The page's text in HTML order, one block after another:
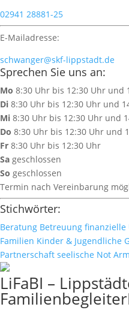
02941 28881-25
E-Mailadresse:
schwanger@skf-lippstadt.de
Sprechen Sie uns an:
Mo 8:30 Uhr bis 12:30 Uhr und
Di 8:30 Uhr bis 12:30 Uhr und
Mi 8:30 Uhr bis 12:30 Uhr und
Do 8:30 Uhr bis 12:30 Uhr und
Fr 8:30 Uhr bis 12:30 Uhr
Sa geschlossen
So geschlossen
Termin nach Vereinbarung
Stichwörter:
Beratung Betreuung finanzielle
Familien Kinder & Jugendliche
Partnerschaft seelische Not
LiFaBI –